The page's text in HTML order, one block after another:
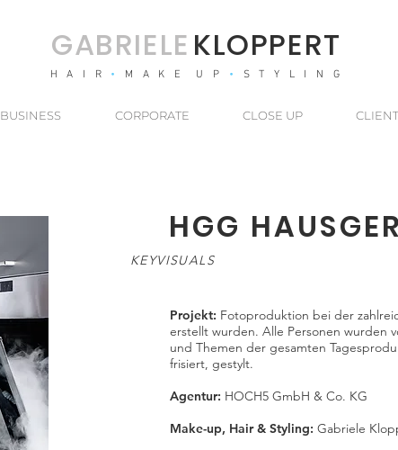
GABRIELE KLOPPERT
H A I R • M A K E U P • S T Y L I N G
BUSINESS CORPORATE CLOSE UP
HGG
KEYVISUALS
Projekt: Fotoproduktion bei der
erstellt wurden. Alle Personen wurden
und Themen der gesamten
frisiert, gestylt.
Agentur: HOCH5 GmbH & Co. KG
Make-up, Hair & Styling: Gabriele